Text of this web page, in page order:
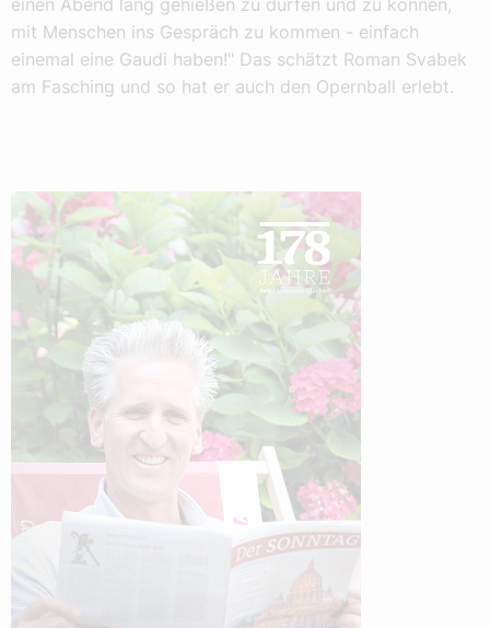
einen Abend lang genießen zu dürfen und zu können,
mit Menschen ins Gespräch zu kommen - einfach
einemal eine Gaudi haben!" Das schätzt Roman Svabek
am Fasching und so hat er auch den Opernball erlebt.